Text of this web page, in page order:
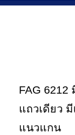
FAG
แถวเดียว
แนวแกน